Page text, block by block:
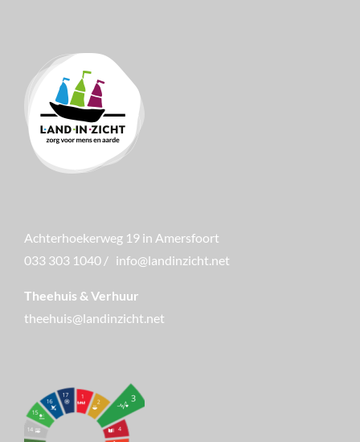
Achterhoekerweg 19 in Amersfoort
033 303 1040 / info@landinzicht.net
Theehuis & Verhuur
theehuis@landinzicht.net